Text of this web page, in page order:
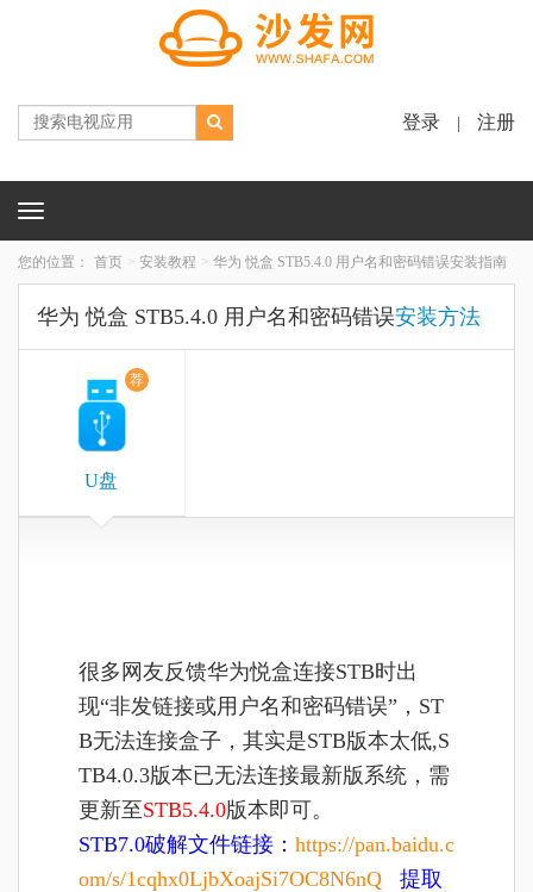
登录 注册
Toggle
您的位置： 首页 安装教程 华为 悦盒 STB5.4.0 用户名和密码错误安装指南
华为 悦盒 STB5.4.0 用户名和密码错误安装方法
荐
U盘
很多网友反馈华为悦盒连接STB时出
现“非发链接或用户名和密码错误”，ST
B无法连接盒子，其实是STB版本太低,S
TB4.0.3版本已无法连接最新版系统，需
更新至STB5.4.0版本即可。
STB7.0破解文件链接： https://pan.baidu.c
om/s/1cqhx0LjbXoajSi7OC8N6nQ 提取